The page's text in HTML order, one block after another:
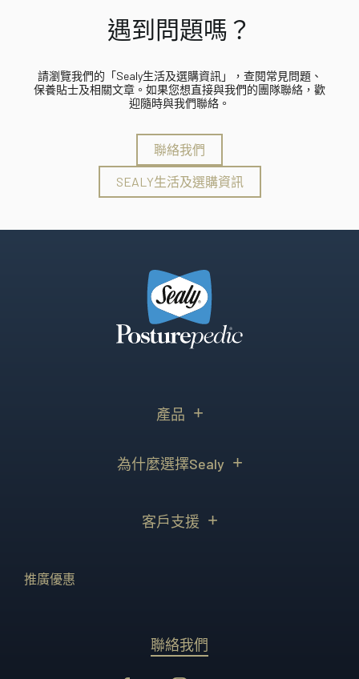
遇到問題嗎？
請瀏覽我們的「Sealy生活及選購資訊」，查閱常見問題、
保養貼士及相關文章。如果您想直接與我們的團隊聯絡，歡
迎隨時與我們聯絡。
聯絡我們
SEALY生活及選購資訊
產品
為什麼選擇Sealy
客戶支援
推廣優惠
聯絡我們